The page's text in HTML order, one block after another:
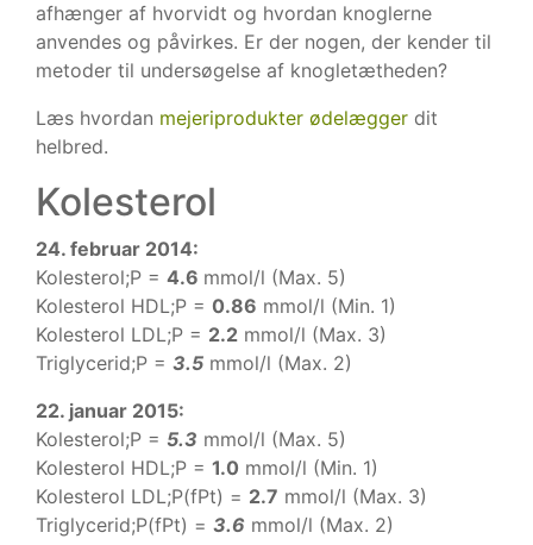
afhænger af hvorvidt og hvordan knoglerne
anvendes og påvirkes. Er der nogen, der kender til
metoder til undersøgelse af knogletætheden?
Læs hvordan mejeriprodukter ødelægger dit
helbred.
Kolesterol
24. februar 2014:
Kolesterol;P = 4.6 mmol/l (Max. 5)
Kolesterol HDL;P = 0.86 mmol/l (Min. 1)
Kolesterol LDL;P = 2.2 mmol/l (Max. 3)
Triglycerid;P = 3.5 mmol/l (Max. 2)
22. januar 2015:
Kolesterol;P = 5.3 mmol/l (Max. 5)
Kolesterol HDL;P = 1.0 mmol/l (Min. 1)
Kolesterol LDL;P(fPt) = 2.7 mmol/l (Max. 3)
Triglycerid;P(fPt) = 3.6 mmol/l (Max. 2)